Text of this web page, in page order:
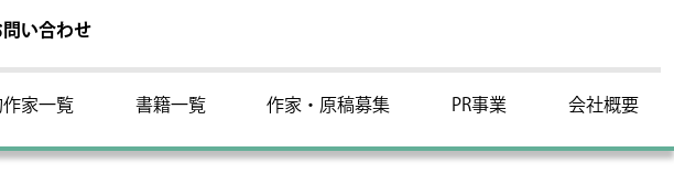
い合わせ
家一覧 書籍一覧 作家・原稿募集 PR事業 会社概要